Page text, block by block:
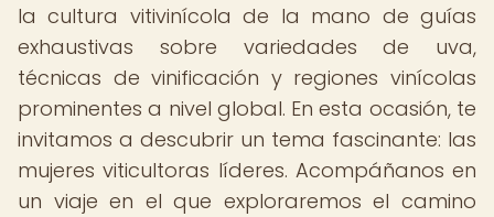
la cultura vitivinícola de la mano de guías
exhaustivas sobre variedades de uva,
técnicas de vinificación y regiones vinícolas
prominentes a nivel global. En esta ocasión, te
invitamos a descubrir un tema fascinante: las
mujeres viticultoras líderes. Acompáñanos en
un viaje en el que exploraremos el camino